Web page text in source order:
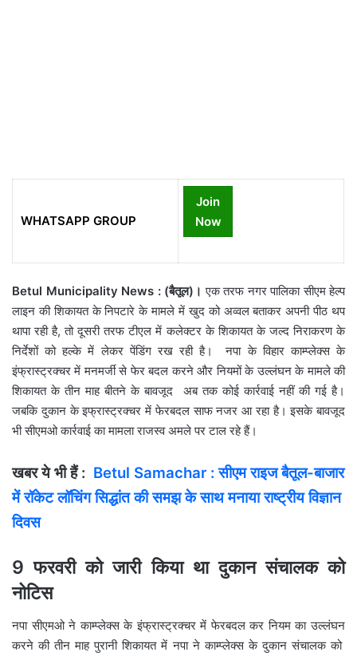
WHATSAPP GROUP
Join
Now
Betul Municipality News : (बैतूल)। एक तरफ नगर पालिका सीएम हेल्प
लाइन की शिकायत के निपटारे के मामले में खुद को अव्वल बताकर अपनी पीठ थप
थापा रही है, तो दूसरी तरफ टीएल में कलेक्टर के शिकायत के जल्द निराकरण के
निर्देशों को हल्के में लेकर पेंडिंग रख रही है। नपा के विहार काम्प्लेक्स के
इंफ्रास्ट्रक्चर में मनमर्जी से फेर बदल करने और नियमों के उल्लंघन के मामले की
शिकायत के तीन माह बीतने के बावजूद अब तक कोई कार्रवाई नहीं की गई है।
जबकि दुकान के इफ्रास्ट्रक्चर में फेरबदल साफ नजर आ रहा है। इसके बावजूद
भी सीएमओ कार्रवाई का मामला राजस्व अमले पर टाल रहे हैं।
खबर ये भी हैं : Betul Samachar : सीएम राइज बैतूल-बाजार
में रॉकेट लॉचिंग सिद्धांत की समझ के साथ मनाया राष्ट्रीय विज्ञान
दिवस
9 फरवरी को जारी किया था दुकान संचालक को
नोटिस
नपा सीएमओ ने काम्प्लेक्स के इंफ्रास्ट्रक्चर में फेरबदल कर नियम का उल्लंघन
करने की तीन माह पुरानी शिकायत में नपा ने काम्प्लेक्स के दुकान संचालक को